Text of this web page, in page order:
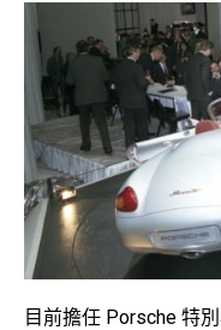
目前擔任 Porsche 特